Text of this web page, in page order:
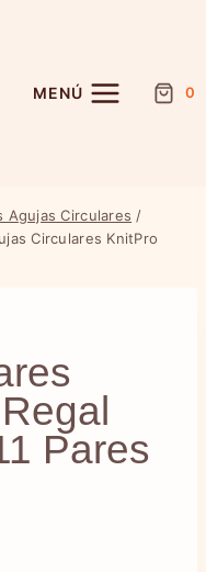
MENÚ 0
Agujas Circulares /
Circulares KnitPro
Pares